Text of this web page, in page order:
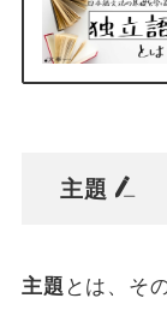
主題
主題 とは、そ